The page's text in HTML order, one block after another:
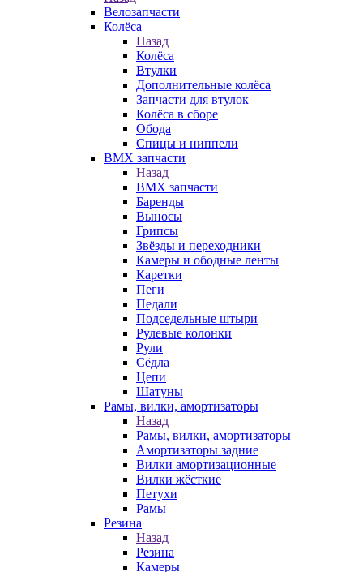
Велозапчасти
Колёса
Назад
Колёса
Втулки
Дополнительные колёса
Запчасти для втулок
Колёса в сборе
Обода
Спицы и ниппели
BMX запчасти
Назад
BMX запчасти
Баренды
Выносы
Грипсы
Звёзды и переходники
Камеры и ободные ленты
Каретки
Пеги
Педали
Подседельные штыри
Рулевые колонки
Рули
Сёдла
Цепи
Шатуны
Рамы, вилки, амортизаторы
Назад
Рамы, вилки, амортизаторы
Амортизаторы задние
Вилки амортизационные
Вилки жёсткие
Петухи
Рамы
Резина
Назад
Резина
Камеры